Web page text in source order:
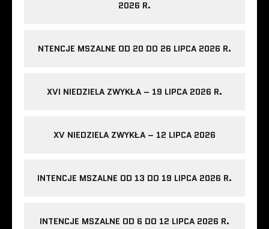
2026 R.
NTENCJE MSZALNE OD 20 DO 26 LIPCA 2026 R.
XVI NIEDZIELA ZWYKŁA – 19 LIPCA 2026 R.
XV NIEDZIELA ZWYKŁA – 12 LIPCA 2026
INTENCJE MSZALNE OD 13 DO 19 LIPCA 2026 R.
INTENCJE MSZALNE OD 6 DO 12 LIPCA 2026 R.